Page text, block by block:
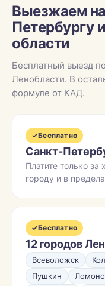
Выезжаем
Петербургу
области
Бесплатный выезд
Ленобласти. В
формуле от КАД.
✓Бесплатно
Санкт-
Платите только
городу и в
✓Бесплатно
12 городов
Всеволожск
Пушкин